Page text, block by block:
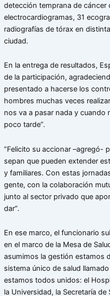
detección temprana de cáncer
electrocardiogramas, 31
radiografías de tórax en
ciudad.
En la entrega de resultados,
de la participación,
presentado a hacerse los
hombres muchas veces
nos va a pasar nada y cuando
poco tarde”.
“Felicito su accionar –agregó-
sepan que pueden extender
y familiares. Con estas
gente, con la colaboración
junto al sector privado que
dar”.
En ese marco, el funcionario
en el marco de la Mesa de
asumimos la gestión estamos
sistema único de salud
estamos todos unidos: el
la Universidad, la Secretaría